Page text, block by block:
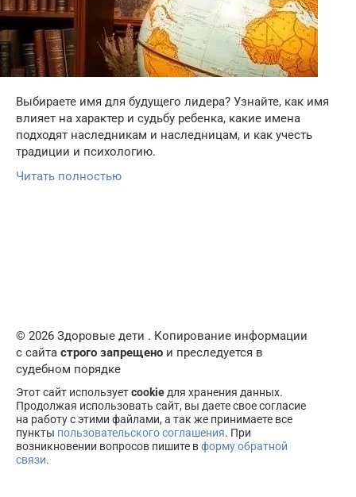
Выбираете имя для будущего лидера? Узнайте, как имя
влияет на характер и судьбу ребенка, какие имена
подходят наследникам и наследницам, и как учесть
традиции и психологию.
Читать полностью
© 2026 Здоровые дети . Копирование информации
с сайта строго запрещено и преследуется в
судебном порядке
Этот сайт используетcookie для хранения данных.
Продолжая использовать сайт, вы даете свое согласие
на работу с этими файлами, а так же принимаете все
пункты пользовательского соглашения. При
возникновении вопросов пишите вформу обратной
связи.